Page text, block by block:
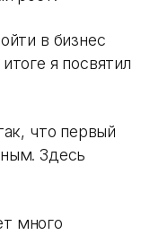
в бизнес
я посвятил
что первый
Здесь
много